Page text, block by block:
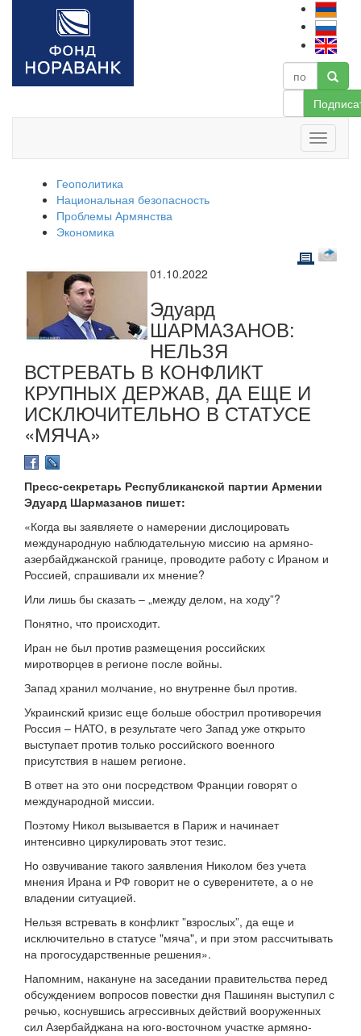
Геополитика
Национальная безопасность
Проблемы Армянства
Экономика
01.10.2022
Эдуард
ШАРМАЗАНОВ:
НЕЛЬЗЯ
ВСТРЕВАТЬ В КОНФЛИКТ
КРУПНЫХ ДЕРЖАВ, ДА ЕЩЕ И
ИСКЛЮЧИТЕЛЬНО В СТАТУСЕ
«МЯЧА»
Пресс-секретарь Республиканской партии Армении
Эдуард Шармазанов пишет:
«Когда вы заявляете о намерении дислоцировать
международную наблюдательную миссию на армяно-
азербайджанской границе, проводите работу с Ираном и
Россией, спрашивали их мнение?
Или лишь бы сказать – „между делом, на ходу”?
Понятно, что происходит.
Иран не был против размещения российских
миротворцев в регионе после войны.
Запад хранил молчание, но внутренне был против.
Украинский кризис еще больше обострил противоречия
Россия – НАТО, в результате чего Запад уже открыто
выступает против только российского военного
присутствия в нашем регионе.
В ответ на это они посредством Франции говорят о
международной миссии.
Поэтому Никол вызывается в Париж и начинает
интенсивно циркулировать этот тезис.
Но озвучивание такого заявления Николом без учета
мнения Ирана и РФ говорит не о суверенитете, а о не
владении ситуацией.
Нельзя встревать в конфликт ”взрослых”, да еще и
исключительно в статусе "мяча", и при этом рассчитывать
на прогосударственные решения».
Напомним, накануне на заседании правительства перед
обсуждением вопросов повестки дня Пашинян выступил с
речью, коснувшись агрессивных действий вооруженных
сил Азербайджана на юго-восточном участке армяно-